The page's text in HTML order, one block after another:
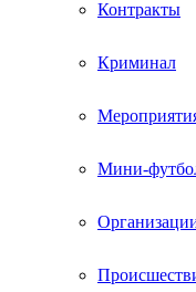
Контракты
Криминал
Мини-